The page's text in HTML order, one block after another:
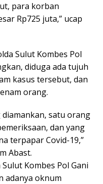
para korban
Rp725 juta,” ucap
Sulut Kombes Pol
diduga ada tujuh
kasus tersebut, dan
orang.
satu orang
dan yang
terpapar Covid-19,”
Abast.
Kombes Pol Gani
adanya oknum